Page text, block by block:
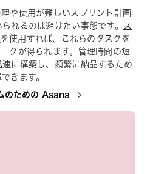
や使用が難しいスプリント計画
れるのは避けたい事態です。
ス
を使用すれば、これらのタスクを
クが得られます。管理時間の短
に構築し、頻繁に納品するため
きます。
のための Asana